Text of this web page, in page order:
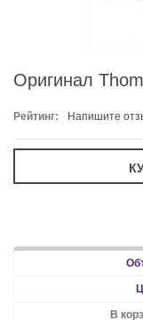
Оригинал
Рейтинг: Напишите